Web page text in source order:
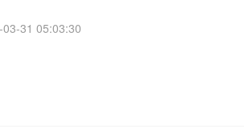
31 05:03:30